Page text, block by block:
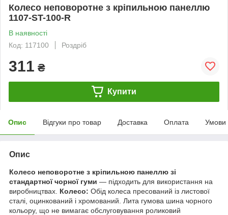
Колесо неповоротне з кріпильною панеллю
1107-ST-100-R
В наявності
Код: 117100
Роздріб
311 ₴
Купити
Опис Відгуки про товар Доставка Оплата Умови
Опис
Колесо неповоротне з кріпильною панеллю зі
стандартної чорної гуми — підходить для використання на
виробництвах. Колесо: Обід колеса пресований із листової
сталі, оцинкований і хромований. Лита гумова шина чорного
кольору, що не вимагає обслуговування роликовий